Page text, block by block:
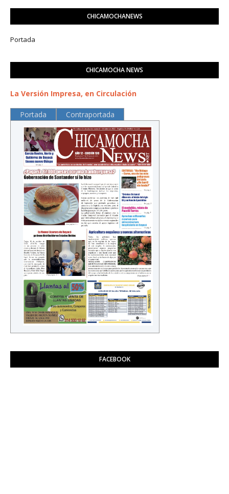
CHICAMOCHANEWS
Portada
CHICAMOCHA NEWS
La Versión Impresa, en Circulación
Portada Contraportada
FACEBOOK